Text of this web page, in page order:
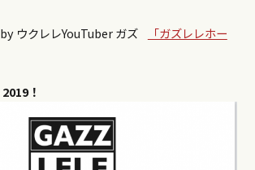
by ウクレレYouTuber ガズ
「ガズレレホー
2019！